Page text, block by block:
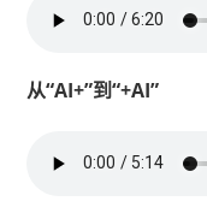
从“AI+”到“+AI”